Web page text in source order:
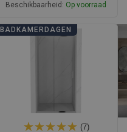
Beschikbaarheid: Op voorraad
In winkelwagen
BADKAMERDAGEN
(7)